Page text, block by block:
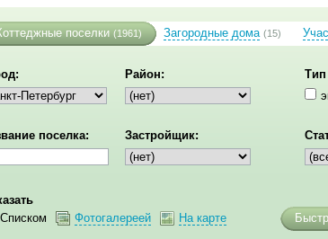
поселки (1961) Загородные дома (15)
Район:
Тип
поселка: Застройщик:
Списком
Фотогалереей На карте